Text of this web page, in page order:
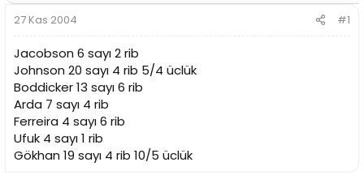
a
ş
l
a
t
a
n
ı
t
a
r
i
h
i
27 Kas 2004 #1
Jacobson 6 sayı 2 rib
Johnson 20 sayı 4 rib 5/4 üclük
Boddicker 13 sayı 6 rib
Arda 7 sayı 4 rib
Ferreira 4 sayı 6 rib
Ufuk 4 sayı 1 rib
Gökhan 19 sayı 4 rib 10/5 üclük